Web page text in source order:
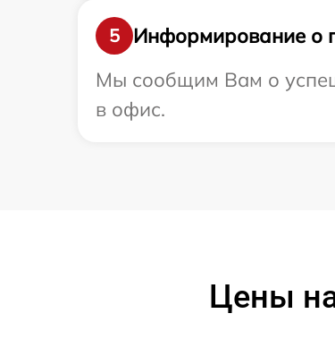
5
Информирование о
Мы сообщим Вам о
в офис.
Цены